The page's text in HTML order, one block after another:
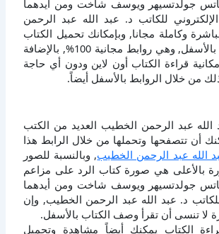
جولدتسيهر ويوسف شاخت ومن أيدهما
للكاتب د. عبد الله عبد الرحمن
وكاملة مجانا, وبإمكانك تحميل الكتاب
من خلال الروابط بالأسفل, وهي روابط مجانية 100%, بالإضافة
قراءة الكتاب أون لاين ودون أي حاجة
من خلال الروابط بالأسفل أيضاً.
الله عبد الرحمن الخطيب العديد من الكتب
أن تتصفحها وتحملها من خلال الرابط هذا
الله عبد الرحمن الخطيب, وبالنسبة للصور
بالأعلى هي صورة كتاب الرد على مزاعم
جولدتسيهر ويوسف شاخت ومن أيدهما
د. عبد الله عبد الرحمن الخطيب, وإن
لا تنسى أن تقرأ وصف الكتاب بالأسفل.
الكتاب يمكنك أيضاً مشاهدة وتحميل